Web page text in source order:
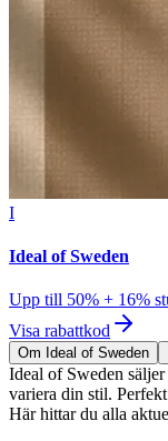
I
Ideal of Sweden
Upp till 50% + 16%
Visa rabattkod
Om Ideal of Sweden
Ideal of Sweden
variera din stil.
Här hittar du alla